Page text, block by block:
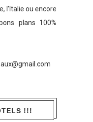
l'Italie ou encore
plans 100%
!!!